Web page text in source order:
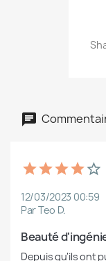
12/03/2023 00:59
Par Teo D.
Beauté
Depuis qu'ils ont